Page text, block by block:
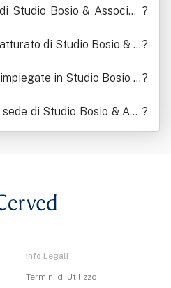
S.t.p.
Studio Bosio & Associati ?
di Studio Bosio & A
Srl - S.t.p.
?
in Studio Bosio &
Srl - S.t.p.
?
di Studio Bosio & Ass
Professionisti In Sigla Stu
?
Info Legali
Termini di Utilizzo